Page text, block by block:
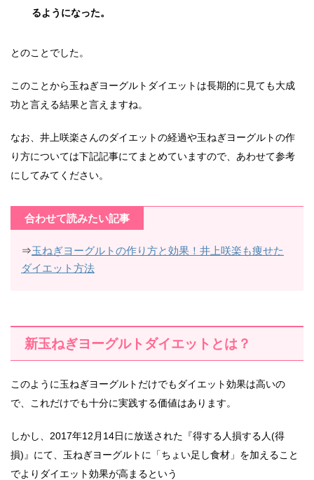
るようになった。
とのことでした。
このことから玉ねぎヨーグルトダイエットは長期的に見ても大成
功と言える結果と言えますね。
なお、井上咲楽さんのダイエットの経過や玉ねぎヨーグルトの作
り方については下記記事にてまとめていますので、あわせて参考
にしてみてください。
合わせて読みたい記事
⇒玉ねぎヨーグルトの作り方と効果！井上咲楽も痩せた
ダイエット方法
新玉ねぎヨーグルトダイエットとは？
このように玉ねぎヨーグルトだけでもダイエット効果は高いの
で、これだけでも十分に実践する価値はあります。
しかし、2017年12月14日に放送された『得する人損する人(得
損)』にて、玉ねぎヨーグルトに「ちょい足し食材」を加えること
でよりダイエット効果が高まるという